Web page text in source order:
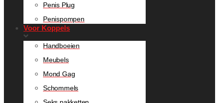
Penis Plug
Penispompen
Voor Koppels
Handboeien
Meubels
Mond Gag
Schommels